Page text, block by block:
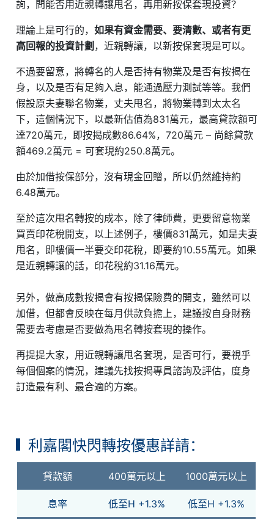
詢，問能否用近親轉讓甩名，再用新按保套現投資？
理論上是可行的，如果有資金需要、要清數、或者有更
高回報的投資計劃 ，近親轉讓，以新按保套現是可以。
不過要留意，將轉名的人是否持有物業及是否有按揭在
身，以及是否有足夠入息，能通過壓力測試等等。我們
假設原夫妻聯名物業，丈夫甩名，將物業轉到太太名
下，這個情況下，以最新估值為831萬元，最高貸款額可
達720萬元，即按揭成數86.64%，720萬元 – 尚餘貸款
額469.2萬元 = 可套現約250.8萬元。
由於加借按保部分，沒有現金回贈，所以仍然維持約
6.48萬元。
至於這次甩名轉按的成本，除了律師費，更要留意物業
買賣印花稅開支，以上述例子，樓價831萬元，如是夫妻
甩名，即樓價一半要交印花稅，即要約10.55萬元。如果
是近親轉讓的話，印花稅約31.16萬元。
另外，做高成數按揭會有按揭保險費的開支，雖然可以
加借，但都會反映在每月供款負擔上，建議按自身財務
需要去考慮是否要做為甩名轉按套現的操作。
再提提大家，用近親轉讓甩名套現，是否可行，要視乎
每個個案的情況，建議先找按揭專員諮詢及評估，度身
訂造最有利、最合適的方案。
利嘉閣快閃轉按優惠詳請：
貸款額 400萬元以上 1000萬元以上
息率 低至H +1.3% 低至H +1.3%